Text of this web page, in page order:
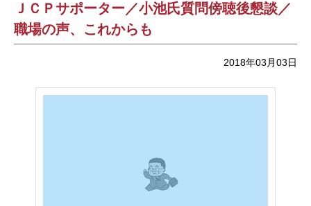
ＪＣＰサポーター／小池氏質問傍聴後懇談／
職場の声、これからも
2018年03月03日